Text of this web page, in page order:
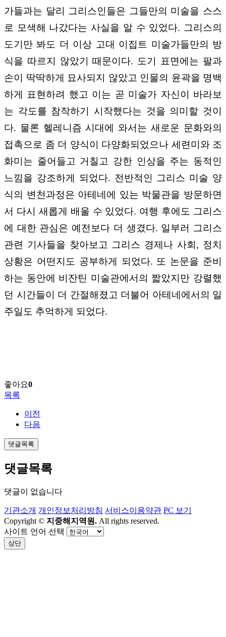
가들과는 달리 그리스인들은 그들만의 미술을 스스
로 모색해 나갔다는 사실을 알 수 있었다. 그리스의
도기만 봐도 더 이상 고대 이집트 미술가들만의 방
식을 따르지 않았기 때문이다. 도기 표면에는 팔과
손이 딱딱하게 묘사되지 않았고 인물의 윤곽을 명백
하게 표현하려 했고 이는 곧 미술가 자신이 바라보
는 각도를 참작하기 시작했다는 것을 의미할 것이
다. 물론 헬레니즘 시대에 와서는 새로운 문화와의
접촉으로 좀 더 양식이 다양화되었으나 세련미와 조
화미는 줄어들고 거칠고 강한 인상을 주는 동적인
느낌을 강조하게 되었다. 전반적인 그리스 미술 양
식의 변천과정은 아테네에 있는 박물관을 방문하면
서 다시 새롭게 배울 수 있었다. 여행 후에도 그리스
에 대한 관심은 예전보다 더 생겼다. 일부러 그리스
관련 기사들을 찾아보고 그리스 경제나 사회, 정치
상황은 어떤지도 공부하게 되었다. 또 논문을 준비
하는 동안에 비잔틴 미술관에서의 짧았지만 강렬했
던 시간들이 더 간절해졌고 더불어 아테네에서의 일
주일도 추억하게 되었다.
좋아요0
목록
이전
다음
댓글목록
댓글목록
댓글이 없습니다
기관소개 개인정보처리방침 서비스이용약관 PC 보기
Copyright © 지중해지역원. All rights reserved.
사이트 언어 선택
상단